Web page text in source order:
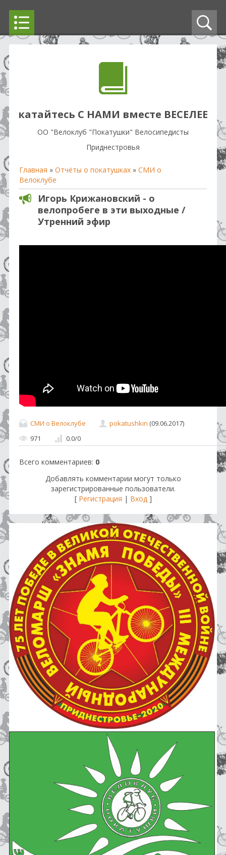
катайтесь С НАМИ вместе ВЕСЕЛЕЕ
OO "Велоклуб "Покатушки" Велосипедисты
Приднестровья
Главная » Отчёты о покатушках » СМИ о
Велоклубе
Игорь Крижановский - о
велопробеге в эти выходные /
Утренний эфир
СМИ о Велоклубе pokatushkin (09.06.2017)
971
0.0/0
Всего комментариев: 0
Добавлять комментарии могут только
зарегистрированные пользователи.
[ Регистрация | Вход]